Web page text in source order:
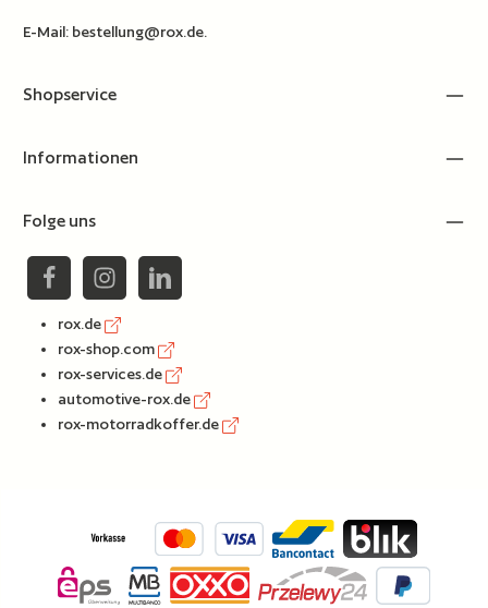
E-Mail: bestellung@rox.de.
Shopservice
Informationen
Folge uns
rox.de
rox-shop.com
rox-services.de
automotive-rox.de
rox-motorradkoffer.de